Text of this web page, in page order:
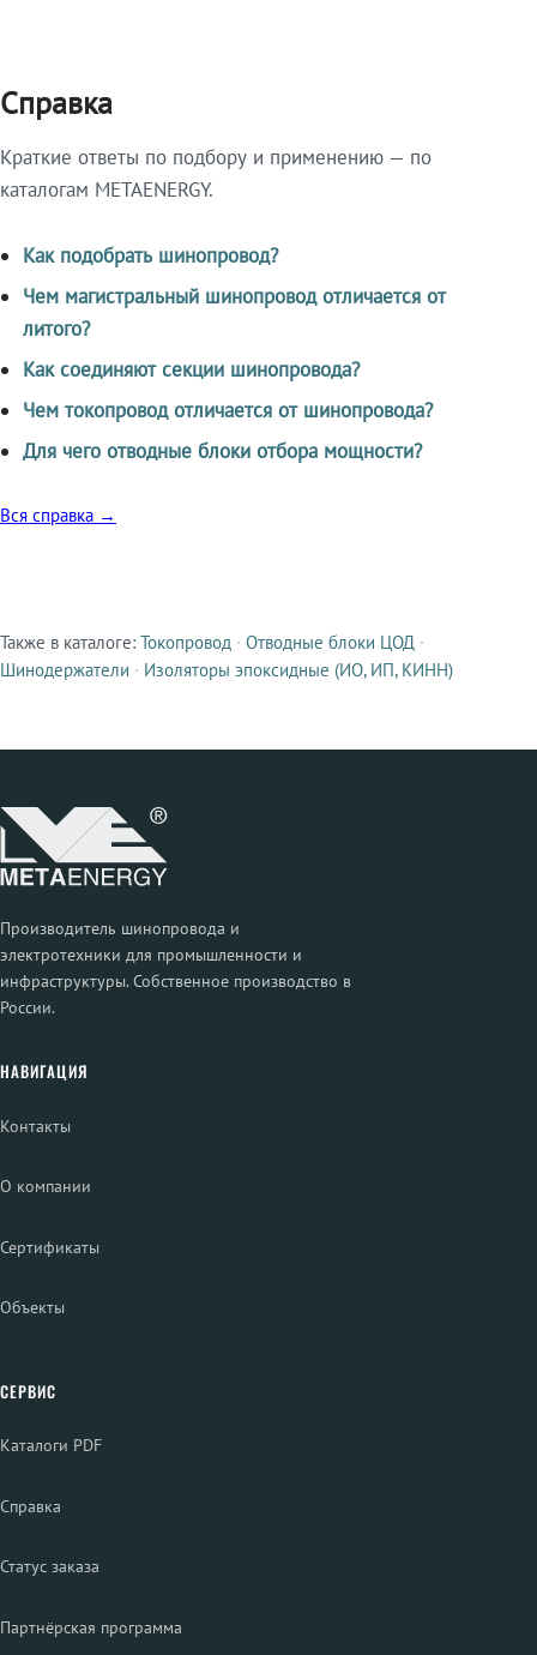
Справка
Краткие ответы по подбору и применению — по
каталогам METAENERGY.
Как подобрать шинопровод?
Чем магистральный шинопровод отличается от
литого?
Как соединяют секции шинопровода?
Чем токопровод отличается от шинопровода?
Для чего отводные блоки отбора мощности?
Вся справка →
Смежные продукты
Также в каталоге: Токопровод · Отводные блоки ЦОД ·
Шинодержатели · Изоляторы эпоксидные (ИО, ИП, КИНН)
Производитель шинопровода и
электротехники для промышленности и
инфраструктуры. Собственное производство в
России.
НАВИГАЦИЯ
Контакты
О компании
Сертификаты
Объекты
СЕРВИС
Каталоги PDF
Справка
Статус заказа
Партнёрская программа